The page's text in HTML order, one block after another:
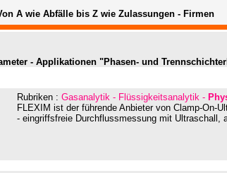
A wie Abfälle bis Z wie Zulassungen - Firmen
- Applikationen "Phasen- und
Rubriken : Gasanalytik - Flüssigkeitsanalytik -
FLEXIM ist der führende Anbieter von Clamp-On-
- eingriffsfreie Durchflussmessung mit Ultraschall,